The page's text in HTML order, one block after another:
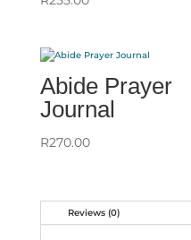
Abide Prayer
Journal
R270.00
Reviews (0)